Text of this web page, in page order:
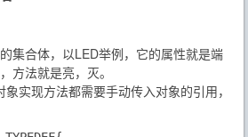
集合体，以LED举例，它的属性就是端
方法就是亮， 灭。
实现方法都需要手动传入对象的引用，